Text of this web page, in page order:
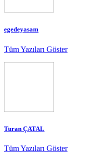
egedeyasam
Tüm Yazıları Göster
Turan ÇATAL
Tüm Yazıları Göster